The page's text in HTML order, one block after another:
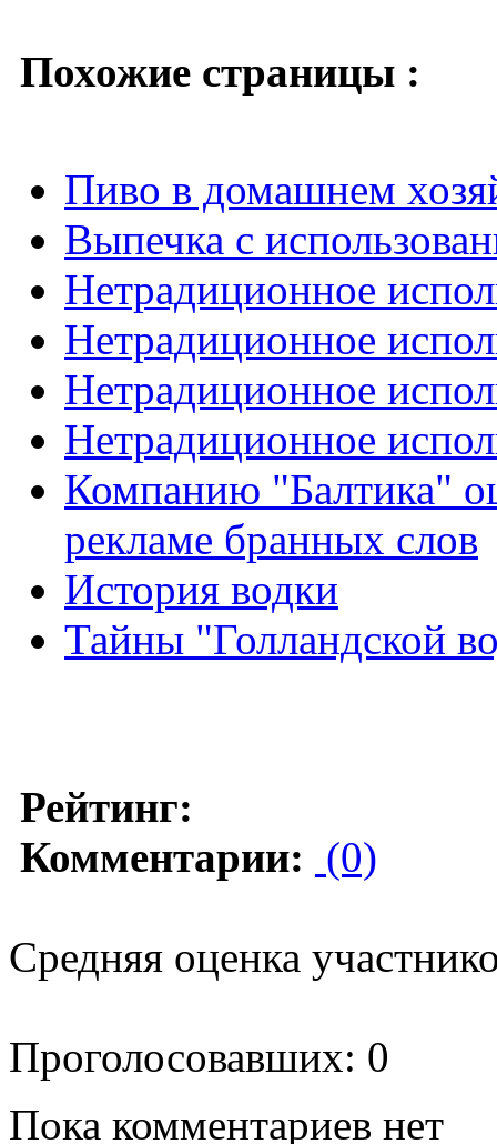
Похожие страницы :
Пиво в домашнем
Выпечка с
Нетрадиционное
Нетрадиционное
Нетрадиционное
Нетрадиционное
Компанию "Балтика"
рекламе бранных слов
История водки
Тайны "Голландской
Рейтинг:
Комментарии: (0)
Средняя оценка
Проголосовавших: 0
Пока комментариев нет